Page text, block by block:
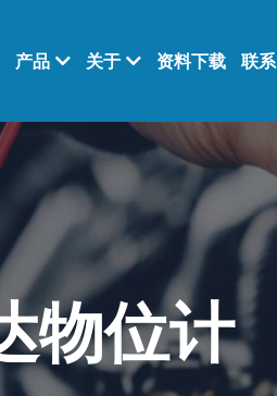
产品 关于 资料下载 联系
物位计